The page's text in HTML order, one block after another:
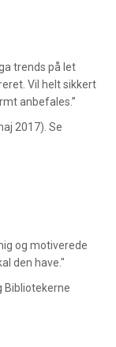
trends på let
Vil helt sikkert
anbefales.”
2017). Se
og motiverede
den have."
Bibliotekerne